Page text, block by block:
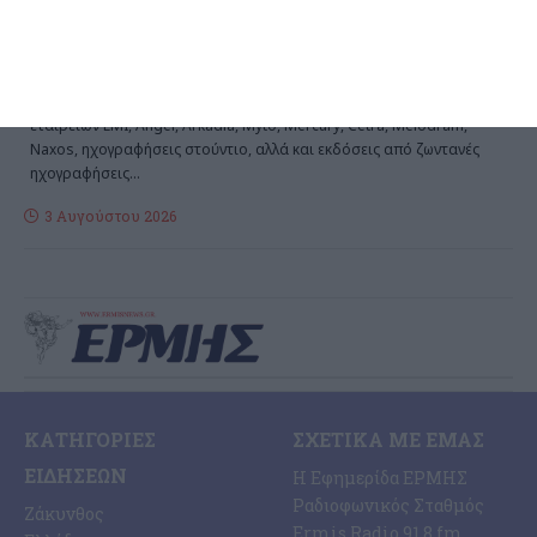
εταιρειών EMI, Angel, Arkadia, Myto, Mercury, Cetra, Melodram,
Naxos, ηχογραφήσεις στούντιο, αλλά και εκδόσεις από ζωντανές
ηχογραφήσεις…
3 Αυγούστου 2026
ΚΑΤΗΓΟΡΊΕΣ
ΕΙΔΉΣΕΩΝ
Ζάκυνθος
ΣΧΕΤΙΚΆ ΜΕ ΕΜΆΣ
Η Εφημερίδα ΕΡΜΗΣ
Ραδιοφωνικός Σταθμός